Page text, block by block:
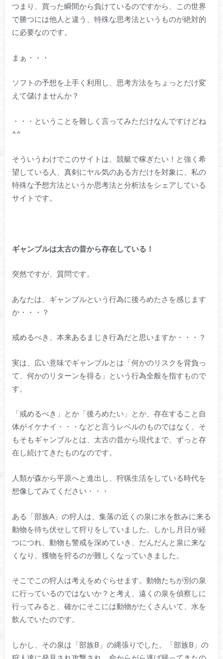
つまり、買った瞬間から負けているのですから、この世界
で勝つには他人と違う、特殊な思考法というものが絶対的
に必要なのです。
まぁ・・・
ソフトの予想を上手く利用し、思考方法をちょっとだけ変
えて儲けませんか？
・・・ということを難しく言ってみただけなんですけどね
^^
そういうわけでこのサイトは、競艇で稼ぎたい！と強く希
望している人、真剣にヤル気のある方だけを対象に、私の
特殊な予想方法というか思考法と分析法をシェアしている
サイトです。
ギャンブルは太古の昔から存在している！
突然ですが、質問です。
あなたは、ギャンブルという行為に後ろめたさを感じます
か・・・？
戒めるべき、本来あるまじき行為だと思いますか・・・？
実は、広い意味でギャンブルとは「何かのリスクを背負っ
て、何かのリターンを得る」という行為全般を指すもので
す。
「戒めるべき」とか「後ろめたい」とか、存在すること自
体がイケナイ・・・などと言うレベルのものではなく、そ
もそもギャンブルとは、太古の昔から現代まで、ずっと存
在し続けてきたものなのです。
人類が森から平原へと進出し、狩猟生活をしている時代を
想像してみてください・・・
ある「部族A」の狩人は、集落の近くの泉に水を飲みに来る
動物を待ち伏せして狩りをしていました。しかし月日が経
つにつれ、動物も警戒を深めていき、だんだんと泉に来な
くなり、獲物を狩るのが難しくなっていきました。
そこでこの狩人は考えをめぐらせます。動物たちが別の泉
に行っているのではないか？と考え、遠くの泉を偵察しに
行ってみると、確かにそこには動物がたくさんいて、水を
飲んでいたのです。
しかし、その泉は「部族B」の縄張りでした。「部族B」の